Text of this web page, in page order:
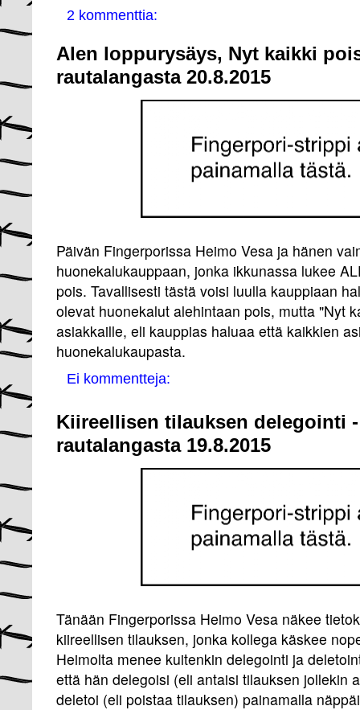
2 kommenttia:
Alen loppurysäys, Nyt kaikki
rautalangasta 20.8.2015
Päivän Fingerporissa Heimo Vesa ja hänen
huonekalukauppaan, jonka ikkunassa lukee
pois. Tavallisesti tästä voisi luulla kauppiaan
olevat huonekalut alehintaan pois, mutta "Nyt
asiakkaille, eli kauppias haluaa että kaikkien
huonekalukaupasta.
Ei kommentteja:
Kiireellisen tilauksen delegointi
rautalangasta 19.8.2015
Tänään Fingerporissa Heimo Vesa näkee
kiireellisen tilauksen, jonka kollega käskee
Heimolta menee kuitenkin delegointi ja
että hän delegoisi (eli antaisi tilauksen jollekin
deletoi (eli poistaa tilauksen) painamalla